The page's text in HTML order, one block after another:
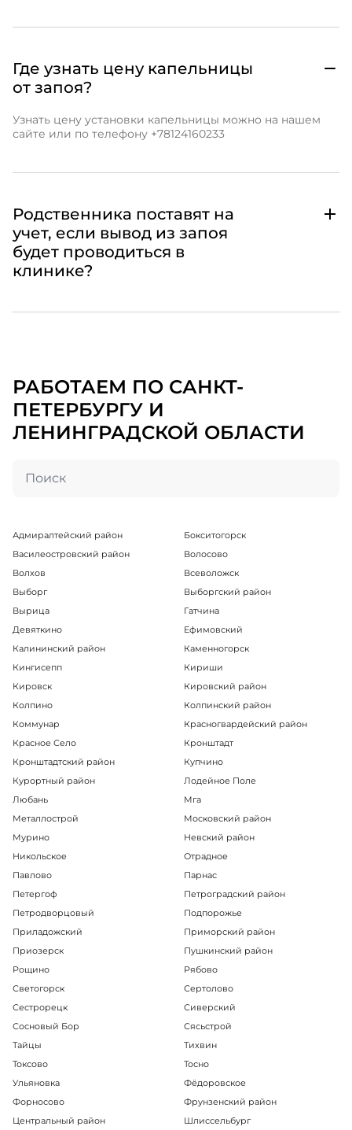
Где узнать цену капельницы
от запоя?
Узнать цену установки капельницы можно на нашем
сайте или по телефону +78124160233
Родственника поставят на
учет, если вывод из запоя
будет проводиться в
клинике?
РАБОТАЕМ ПО САНКТ-
ПЕТЕРБУРГУ И
ЛЕНИНГРАДСКОЙ ОБЛАСТИ
Адмиралтейский район
Бокситогорск
Василеостровский район
Волосово
Волхов
Всеволожск
Выборг
Выборгский район
Вырица
Гатчина
Девяткино
Ефимовский
Калининский район
Каменногорск
Кингисепп
Кириши
Кировск
Кировский район
Колпино
Колпинский район
Коммунар
Красногвардейский район
Красное Село
Кронштадт
Кронштадтский район
Купчино
Курортный район
Лодейное Поле
Любань
Мга
Металлострой
Московский район
Мурино
Невский район
Никольское
Отрадное
Павлово
Парнас
Петергоф
Петроградский район
Петродворцовый
Подпорожье
Приладожский
Приморский район
Приозерск
Пушкинский район
Рощино
Рябово
Светогорск
Сертолово
Сестрорецк
Сиверский
Сосновый Бор
Сясьстрой
Тайцы
Тихвин
Токсово
Тосно
Ульяновка
Фёдоровское
Форносово
Фрунзенский район
Центральный район
Шлиссельбург